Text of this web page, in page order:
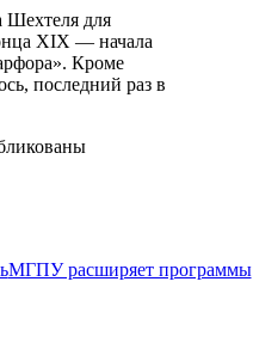
Шехтеля для
XIX — начала
Кроме
последний раз в
МГПУ расширяет программы